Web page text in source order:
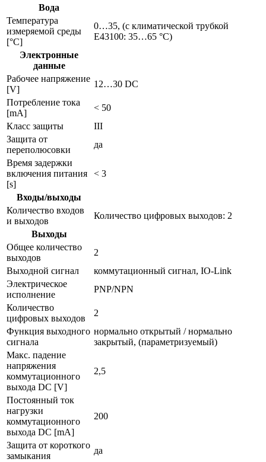
Вода
Температура
измеряемой среды
[°C]
0…35, (с климатической трубкой
E43100: 35…65 °C)
Электронные
данные
Рабочее напряжение
[V]
12…30 DC
Потребление тока
[mA]
< 50
Класс защиты
III
Защита от
переполюсовки
да
Время задержки
включения питания
[s]
< 3
Входы/выходы
Количество входов
и выходов
Количество цифровых выходов: 2
Выходы
Общее количество
выходов
2
Выходной сигнал
коммутационный сигнал, IO-Link
Электрическое
исполнение
PNP/NPN
Количество
цифровых выходов
2
Функция выходного
сигнала
нормально открытый / нормально
закрытый, (параметризуемый)
Макс. падение
напряжения
коммутационного
выхода DC [V]
2,5
Постоянный ток
нагрузки
коммутационного
выхода DC [mA]
200
Защита от короткого
замыкания
да